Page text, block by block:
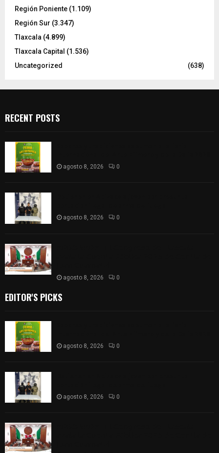
Región Poniente (1.109)
Región Sur (3.347)
Tlaxcala (4.899)
Tlaxcala Capital (1.536)
Uncategorized
(638)
RECENT POSTS
agosto 8, 2026 0
agosto 8, 2026 0
agosto 8, 2026 0
EDITOR'S PICKS
agosto 8, 2026 0
agosto 8, 2026 0